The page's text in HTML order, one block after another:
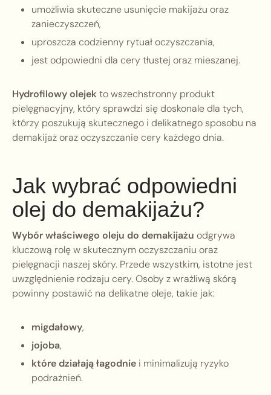
umożliwia skuteczne usunięcie makijażu oraz
zanieczyszczeń,
uproszcza codzienny rytuał oczyszczania,
jest odpowiedni dla cery tłustej oraz mieszanej.
Hydrofilowy olejekto wszechstronny produkt
pielęgnacyjny, który sprawdzi się doskonale dla tych,
którzy poszukują skutecznego i delikatnego sposobu na
demakijaż oraz oczyszczanie cery każdego dnia.
Jak wybrać odpowiedni
olej do demakijażu?
Wybór właściwego oleju do demakijażu odgrywa
kluczową rolę w skutecznym oczyszczaniu oraz
pielęgnacji naszej skóry. Przede wszystkim, istotne jest
uwzględnienie rodzaju cery. Osoby z wrażliwą skórą
powinny postawić na delikatne oleje, takie jak:
migdałowy,
jojoba,
które działają łagodnie i minimalizują ryzyko
podrażnień.